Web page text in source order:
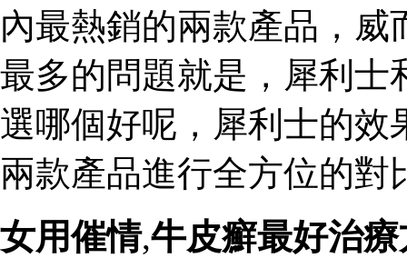
內最熱銷的兩款產品，
最多的問題就是，犀利士
選哪個好呢，犀利士的效
兩款產品進行全方位的對
女用催情,牛皮癬最好治